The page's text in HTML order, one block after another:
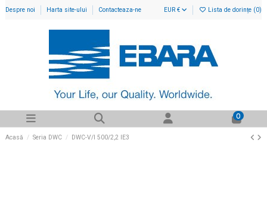
Despre noi Harta site-ului Contacteaza-ne EUR € Lista de dorințe (0)
0
Acasă Seria DWC DWC-V/I 500/2,2 IE3